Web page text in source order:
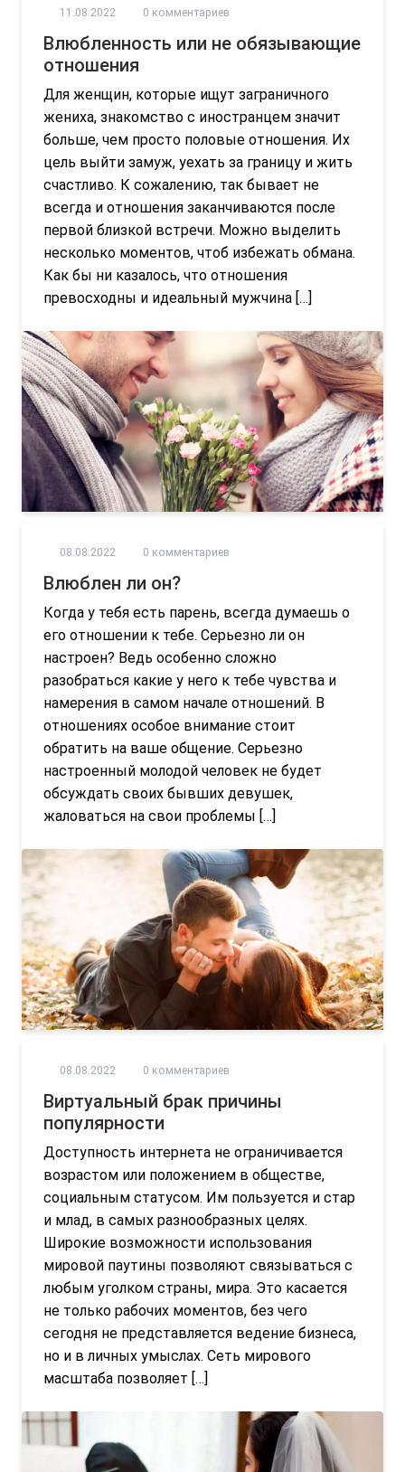
11.08.2022 0 комментариев
Влюбленность или не обязывающие
отношения
Для женщин, которые ищут заграничного
жениха, знакомство с иностранцем значит
больше, чем просто половые отношения. Их
цель выйти замуж, уехать за границу и жить
счастливо. К сожалению, так бывает не
всегда и отношения заканчиваются после
первой близкой встречи. Можно выделить
несколько моментов, чтоб избежать обмана.
Как бы ни казалось, что отношения
превосходны и идеальный мужчина […]
08.08.2022 0 комментариев
Влюблен ли он?
Когда у тебя есть парень, всегда думаешь о
его отношении к тебе. Серьезно ли он
настроен? Ведь особенно сложно
разобраться какие у него к тебе чувства и
намерения в самом начале отношений. В
отношениях особое внимание стоит
обратить на ваше общение. Серьезно
настроенный молодой человек не будет
обсуждать своих бывших девушек,
жаловаться на свои проблемы […]
08.08.2022 0 комментариев
Виртуальный брак причины
популярности
Доступность интернета не ограничивается
возрастом или положением в обществе,
социальным статусом. Им пользуется и стар
и млад, в самых разнообразных целях.
Широкие возможности использования
мировой паутины позволяют связываться с
любым уголком страны, мира. Это касается
не только рабочих моментов, без чего
сегодня не представляется ведение бизнеса,
но и в личных умыслах. Сеть мирового
масштаба позволяет […]